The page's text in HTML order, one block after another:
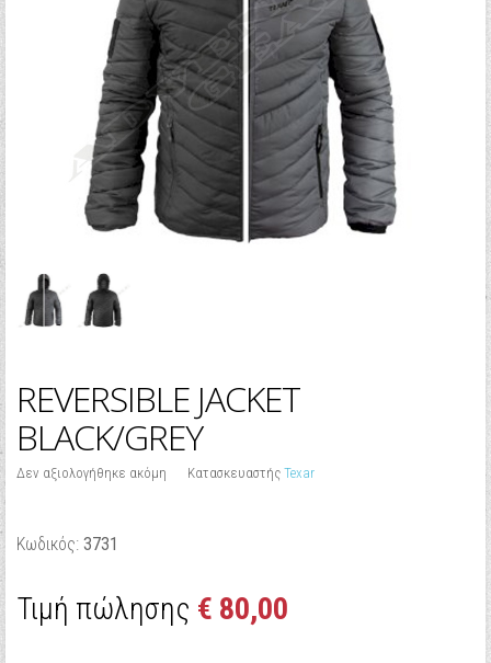
REVERSIBLE JACKET
BLACK/GREY
Δεν αξιολογήθηκε ακόμη Κατασκευαστής Texar
Κωδικός: 3731
Τιμή πώλησης € 80,00